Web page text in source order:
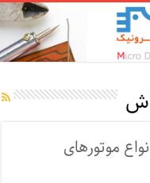
موتورهای